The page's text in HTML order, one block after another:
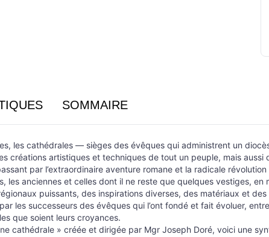
SOMMAIRE
les cathédrales — sièges des évêques qui administrent un
créations artistiques et techniques de tout un peuple, mais aussi
par l’extraordinaire aventure romane et la radicale
les anciennes et celles dont il ne reste que quelques vestiges,
puissants, des inspirations diverses, des matériaux et
les successeurs des évêques qui l’ont fondé et fait évoluer,
que soient leurs croyances.
cathédrale » créée et dirigée par Mgr Joseph Doré, voici une